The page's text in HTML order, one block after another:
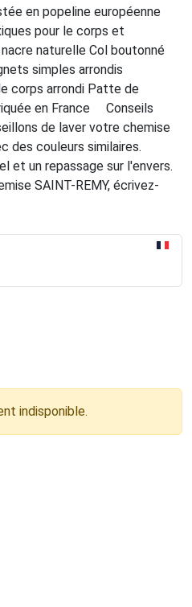
en popeline européenne
pour le corps et
naturelle Col boutonné
simples arrondis
corps arrondi Patte de
en France Conseils
de laver votre chemise
des couleurs similaires.
et un repassage sur l'envers.
SAINT-REMY, écrivez-
indisponible.